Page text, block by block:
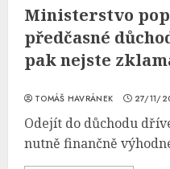
Ministerstvo
předčasné
pak nejste
TOMÁŠ HAVRÁNEK 27/11/
Odejít do důchodu
nutně finančně